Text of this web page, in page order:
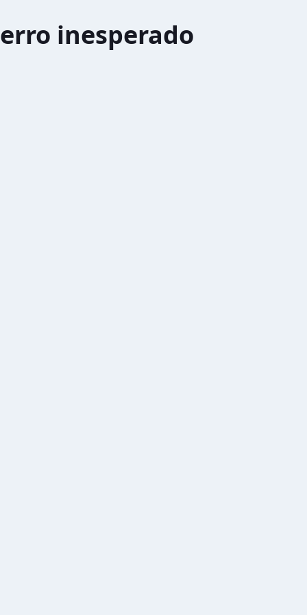
erro inesperado